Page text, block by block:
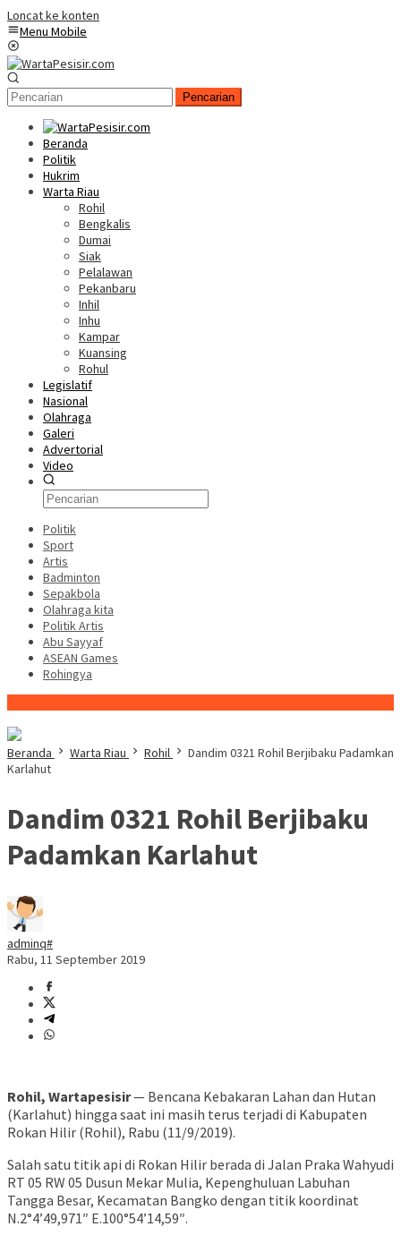
Loncat ke konten
Menu Mobile
Pencarian
Beranda
Politik
Hukrim
Warta Riau
Rohil
Bengkalis
Dumai
Siak
Pelalawan
Pekanbaru
Inhil
Inhu
Kampar
Kuansing
Rohul
Legislatif
Nasional
Olahraga
Galeri
Advertorial
Video
Politik
Sport
Artis
Badminton
Sepakbola
Olahraga kita
Politik Artis
Abu Sayyaf
ASEAN Games
Rohingya
Beranda Warta Riau Rohil
Dandim 0321 Rohil Berjibaku Padamkan
Karlahut
Dandim 0321 Rohil Berjibaku
Padamkan Karlahut
adminq#
Rabu, 11 September 2019
Rohil, Wartapesisir— Bencana Kebakaran Lahan dan Hutan
(Karlahut) hingga saat ini masih terus terjadi di Kabupaten
Rokan Hilir (Rohil), Rabu (11/9/2019).
Salah satu titik api di Rokan Hilir berada di Jalan Praka Wahyudi
RT 05 RW 05 Dusun Mekar Mulia, Kepenghuluan Labuhan
Tangga Besar, Kecamatan Bangko dengan titik koordinat
N.2°4’49,971″ E.100°54’14,59″.